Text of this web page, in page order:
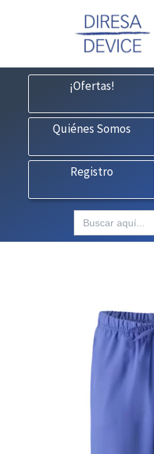
consultas@fedbuy.es|
¡Ofertas!
Quiénes Somos
Registro
Buscar: